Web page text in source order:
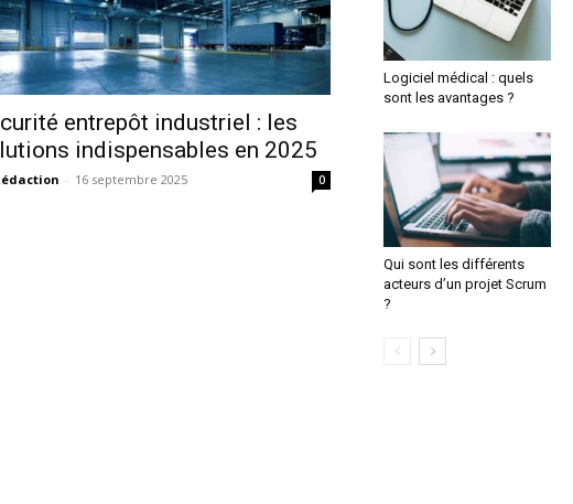
entrepôt industriel : les
indispensables en 2025
- 16 septembre 2025 0
Logiciel médical : quels
sont les avantages ?
Qui sont les différents
acteurs d’un projet Scrum
?